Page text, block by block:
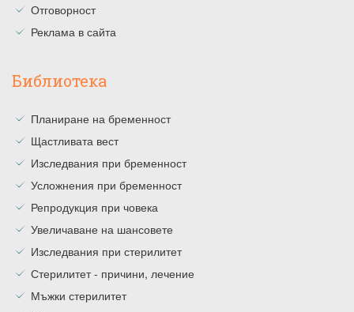
Отговорност
Реклама в сайта
Библиотека
Планиране на бременност
Щастливата вест
Изследвания при бременност
Усложнения при бременност
Репродукция при човека
Увеличаване на шансовете
Изследвания при стерилитет
Стерилитет - причини, лечение
Мъжки стерилитет